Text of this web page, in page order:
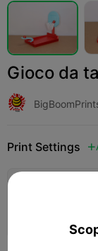
Gioco da
Print Settings 